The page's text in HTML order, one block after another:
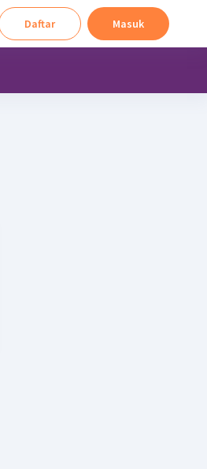
Daftar Masuk